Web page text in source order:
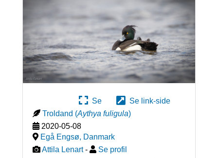
Se
Se link-side
Troldand (Aythya fuligula)
2020-05-08
Egå Engsø, Danmark
Attila Lenart - Se profil